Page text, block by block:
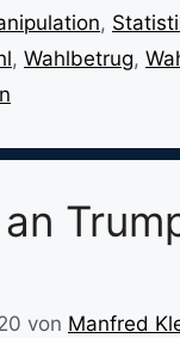
,
, Wahlbetrug,
von Manfred